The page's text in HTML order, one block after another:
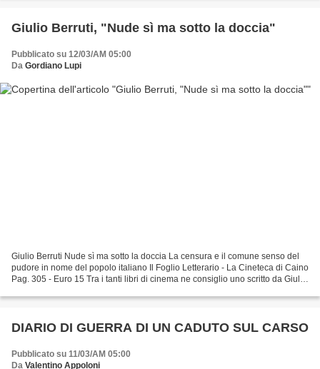
Giulio Berruti, "Nude sì ma sotto la doccia"
Pubblicato su 12/03/AM 05:00
Da Gordiano Lupi
Giulio Berruti Nude sì ma sotto la doccia La censura e il comune senso del
pudore in nome del popolo italiano Il Foglio Letterario - La Cineteca di Caino
Pag. 305 - Euro 15 Tra i tanti libri di cinema ne consiglio uno scritto da Giulio
DIARIO DI GUERRA DI UN CADUTO SUL CARSO
Pubblicato su 11/03/AM 05:00
Da Valentino Appoloni